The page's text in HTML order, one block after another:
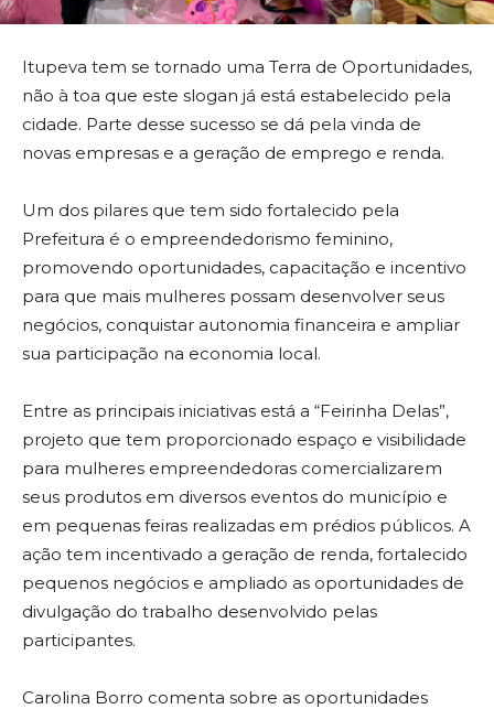
Itupeva tem se tornado uma Terra de Oportunidades,
não à toa que este slogan já está estabelecido pela
cidade. Parte desse sucesso se dá pela vinda de
novas empresas e a geração de emprego e renda.
Um dos pilares que tem sido fortalecido pela
Prefeitura é o empreendedorismo feminino,
promovendo oportunidades, capacitação e incentivo
para que mais mulheres possam desenvolver seus
negócios, conquistar autonomia financeira e ampliar
sua participação na economia local.
Entre as principais iniciativas está a “Feirinha Delas”,
projeto que tem proporcionado espaço e visibilidade
para mulheres empreendedoras comercializarem
seus produtos em diversos eventos do município e
em pequenas feiras realizadas em prédios públicos. A
ação tem incentivado a geração de renda, fortalecido
pequenos negócios e ampliado as oportunidades de
divulgação do trabalho desenvolvido pelas
participantes.
Carolina Borro comenta sobre as oportunidades